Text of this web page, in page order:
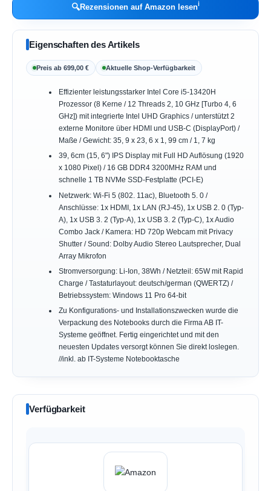
🔍Rezensionen auf Amazon lesenℹ︎
Eigenschaften des Artikels
Preis ab 699,00 € Aktuelle Shop-Verfügbarkeit
Effizienter leistungsstarker Intel Core i5-13420H
Prozessor (8 Kerne / 12 Threads 2, 10 GHz [Turbo 4, 6
GHz]) mit integrierte Intel UHD Graphics / unterstützt 2
externe Monitore über HDMI und USB-C (DisplayPort) /
Maße / Gewicht: 35, 9 x 23, 6 x 1, 99 cm / 1, 7 kg
39, 6cm (15, 6") IPS Display mit Full HD Auflösung (1920
x 1080 Pixel) / 16 GB DDR4 3200MHz RAM und
schnelle 1 TB NVMe SSD-Festplatte (PCI-E)
Netzwerk: Wi-Fi 5 (802. 11ac), Bluetooth 5. 0 /
Anschlüsse: 1x HDMI, 1x LAN (RJ-45), 1x USB 2. 0 (Typ-
A), 1x USB 3. 2 (Typ-A), 1x USB 3. 2 (Typ-C), 1x Audio
Combo Jack / Kamera: HD 720p Webcam mit Privacy
Shutter / Sound: Dolby Audio Stereo Lautsprecher, Dual
Array Mikrofon
Stromversorgung: Li-Ion, 38Wh / Netzteil: 65W mit Rapid
Charge / Tastaturlayout: deutsch/german (QWERTZ) /
Betriebssystem: Windows 11 Pro 64-bit
Zu Konfigurations- und Installationszwecken wurde die
Verpackung des Notebooks durch die Firma AB IT-
Systeme geöffnet. Fertig eingerichtet und mit den
neuesten Updates versorgt können Sie direkt loslegen.
//inkl. ab IT-Systeme Notebooktasche
Verfügbarkeit